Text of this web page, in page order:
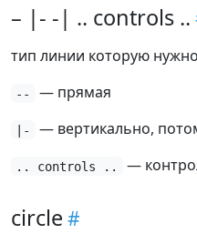
– |- -| .. controls ..
тип линии которую
-- — прямая
|- — вертикально,
.. controls .. —
circle